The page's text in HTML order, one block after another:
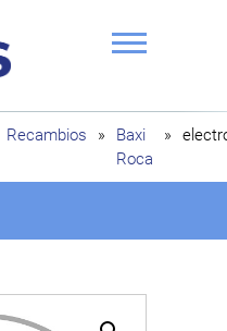
Ragas
Recambios »
Baxi
Roca
»